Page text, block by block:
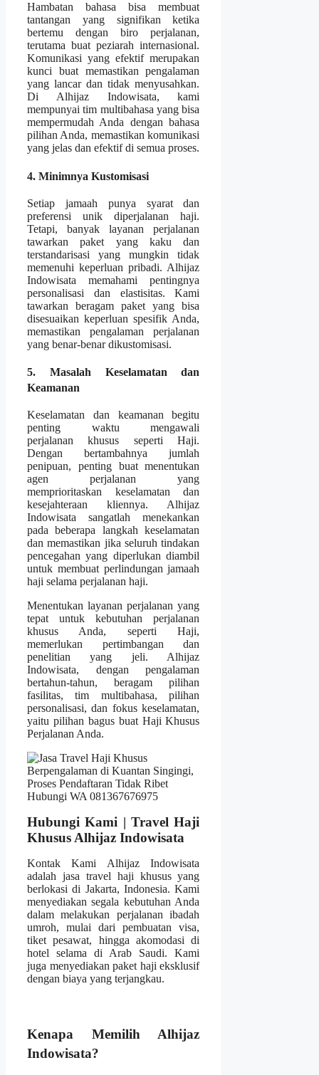
Hambatan bahasa bisa membuat
tantangan yang signifikan ketika
bertemu dengan biro perjalanan,
terutama buat peziarah internasional.
Komunikasi yang efektif merupakan
kunci buat memastikan pengalaman
yang lancar dan tidak menyusahkan.
Di Alhijaz Indowisata, kami
mempunyai tim multibahasa yang bisa
mempermudah Anda dengan bahasa
pilihan Anda, memastikan komunikasi
yang jelas dan efektif di semua proses.
4. Minimnya Kustomisasi
Setiap jamaah punya syarat dan
preferensi unik diperjalanan haji.
Tetapi, banyak layanan perjalanan
tawarkan paket yang kaku dan
terstandarisasi yang mungkin tidak
memenuhi keperluan pribadi. Alhijaz
Indowisata memahami pentingnya
personalisasi dan elastisitas. Kami
tawarkan beragam paket yang bisa
disesuaikan keperluan spesifik Anda,
memastikan pengalaman perjalanan
yang benar-benar dikustomisasi.
5. Masalah Keselamatan dan
Keamanan
Keselamatan dan keamanan begitu
penting waktu mengawali
perjalanan khusus seperti Haji.
Dengan bertambahnya jumlah
penipuan, penting buat menentukan
agen perjalanan yang
memprioritaskan keselamatan dan
kesejahteraan kliennya. Alhijaz
Indowisata sangatlah menekankan
pada beberapa langkah keselamatan
dan memastikan jika seluruh tindakan
pencegahan yang diperlukan diambil
untuk membuat perlindungan jamaah
haji selama perjalanan haji.
Menentukan layanan perjalanan yang
tepat untuk kebutuhan perjalanan
khusus Anda, seperti Haji,
memerlukan pertimbangan dan
penelitian yang jeli. Alhijaz
Indowisata, dengan pengalaman
bertahun-tahun, beragam pilihan
fasilitas, tim multibahasa, pilihan
personalisasi, dan fokus keselamatan,
yaitu pilihan bagus buat Haji Khusus
Perjalanan Anda.
Hubungi Kami | Travel Haji
Khusus Alhijaz Indowisata
Kontak Kami Alhijaz Indowisata
adalah jasa travel haji khusus yang
berlokasi di Jakarta, Indonesia. Kami
menyediakan segala kebutuhan Anda
dalam melakukan perjalanan ibadah
umroh, mulai dari pembuatan visa,
tiket pesawat, hingga akomodasi di
hotel selama di Arab Saudi. Kami
juga menyediakan paket haji eksklusif
dengan biaya yang terjangkau.
Kenapa Memilih Alhijaz
Indowisata?